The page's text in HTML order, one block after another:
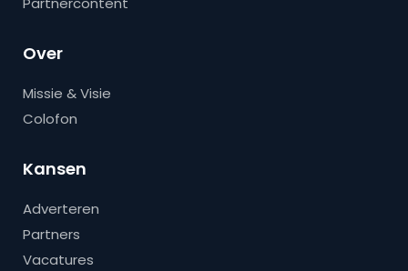
Over
Missie & Visie
Colofon
Kansen
Adverteren
Partners
Vacatures